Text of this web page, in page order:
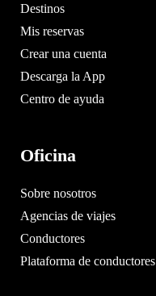
Destinos
Mis reservas
Crear una cuenta
Descarga la App
Centro de ayuda
Oficina
Sobre nosotros
Agencias de viajes
Conductores
Plataforma de conductores